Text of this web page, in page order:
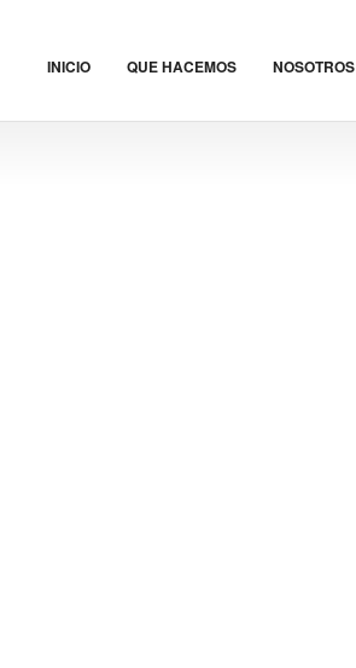
INICIO QUE HACEMOS NOSOTROS